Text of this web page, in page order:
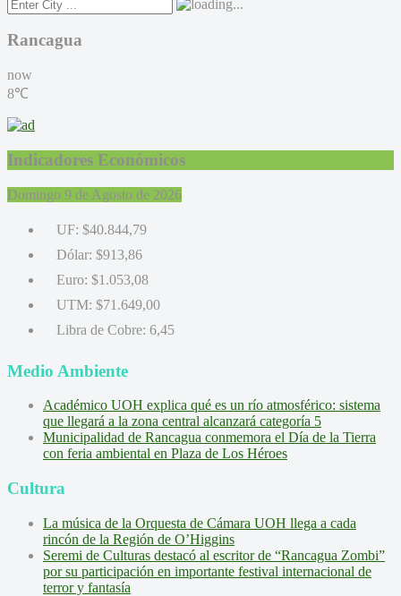
Rancagua
now
8℃
Indicadores Económicos
Domingo 9 de Agosto de 2026
UF: $40.844,79
Dólar: $913,86
Euro: $1.053,08
UTM: $71.649,00
Libra de Cobre: 6,45
Medio Ambiente
Académico UOH explica qué es un río atmosférico: sistema
que llegará a la zona central alcanzará categoría 5
Municipalidad de Rancagua conmemora el Día de la Tierra
con feria ambiental en Plaza de Los Héroes
Cultura
La música de la Orquesta de Cámara UOH llega a cada
rincón de la Región de O’Higgins
Seremi de Culturas destacó al escritor de “Rancagua Zombi”
por su participación en importante festival internacional de
terror y fantasía